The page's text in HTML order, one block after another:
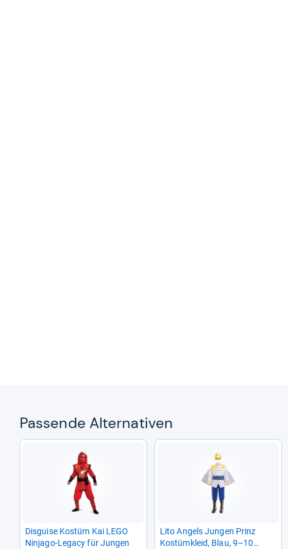
Pas­sende Alter­na­ti­ven
Dis­guise Kostüm Kai LEGO
Nin­jago-​Legacy für Jun­gen
Lito Angels Jun­gen Prinz
Kostüm­kleid, Blau, 9–10